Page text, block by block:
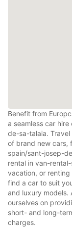
Benefit from
a seamless car
de-sa-talaia.
of brand new cars,
spain/sant-josep-
rental in van-
vacation, or
find a car to suit
and luxury models.
ourselves on
short- and long-
charges.